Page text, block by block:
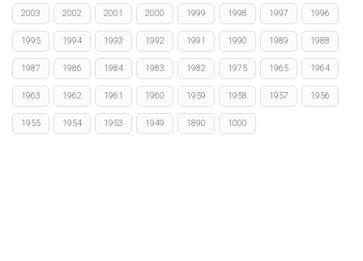
2003 2002 2001 2000 1999 1998 1997 1996
1995 1994 1993 1992 1991 1990 1989 1988
1987 1986 1984 1983 1982 1975 1965 1964
1963 1962 1961 1960 1959 1958 1957 1956
1955 1954 1953 1949 1890 1000